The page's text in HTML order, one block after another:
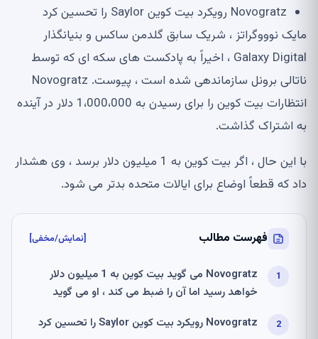
Novogratz رویکرد بیت کوین Saylor را تحسین کرد
مایک نوووگراتز ، شریک سابق گلدمن ساکس و بنیانگذار
Galaxy Digital ، اخیراً به پادکست های سکه ای که توسط
ناتالی برونل سازماندهی شده است ، پیوست. Novogratz
انتظارات بیت کوین را برای رسیدن به 1،000،000 دلار در آینده
به اشتراک گذاشت.
با این حال ، اگر بیت کوین به 1 میلیون دلار برسد ، وی هشدار
داد که قطعاً اوضاع برای ایالات متحده بدتر می شود.
فهرست مطالب [نمایش/مخفی]
Novogratz می گوید بیت کوین به 1 میلیون دلار
خواهد رسید اما آن را ضبط می کند ، او می گوید
Novogratz رویکرد بیت کوین Saylor را تحسین کرد